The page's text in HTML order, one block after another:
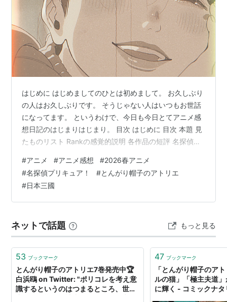
はじめに はじめましてのひとは初めまして。 お久しぶり
の人はお久しぶりです。 そうじゃない人はいつもお世話
になってます。 というわけで、今日も今日とてアニメ感
想日記のはじまりはじまり。 目次 はじめに 目次 本題 見
たものリスト Rankの感覚的説明 各作品の短評 名探偵プ
概評 詳細 日本三國 12話 概評 詳細 最後に 本題 見たもの
リスト 名探偵プリキュア！ 23話 とんがり帽子のアトリ
エ 13話 日本三國 12話 Rankの感覚的説明 Rankは自分の
中での序列。S>A>B>C>D>Eの順番。 Rank 評価 感覚
#アニメ #アニメ感想 #2026春アニメ
#名探偵プリキュア！ #とんがり帽子のアトリエ
#日本三國
ネットで話題 もっと見る
53 ブックマーク
とんがり帽子のアトリエ7巻発売中🏆
白浜鴎 on Twitter: "ポリコレを考え意
識するというのはつまるところ、世界
47 ブックマーク
「とんがり帽子のア
ルの猫」「極主夫道
に輝く - コミックナタ